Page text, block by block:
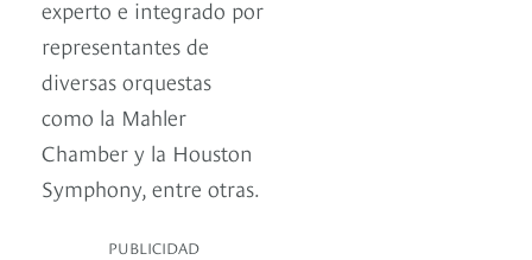
experto e integrado por
representantes de
diversas orquestas
como la Mahler
Chamber y la Houston
Symphony, entre otras.
PUBLICIDAD